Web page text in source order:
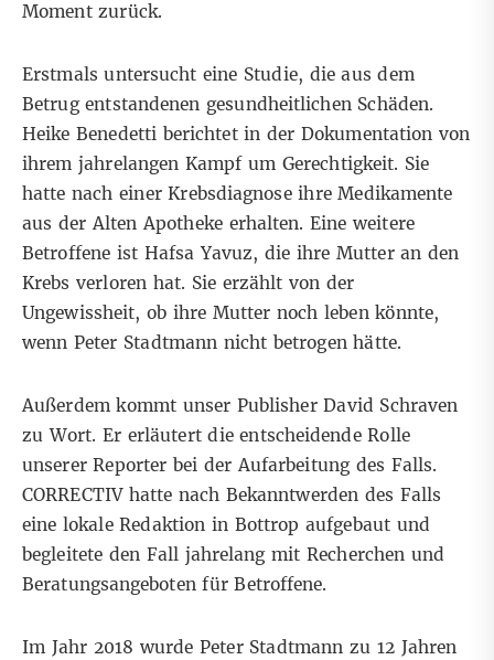
Moment zurück.
Erstmals untersucht eine Studie, die aus dem
Betrug entstandenen gesundheitlichen Schäden.
Heike Benedetti berichtet in der Dokumentation von
ihrem jahrelangen Kampf um Gerechtigkeit. Sie
hatte nach einer Krebsdiagnose ihre Medikamente
aus der Alten Apotheke erhalten. Eine weitere
Betroffene ist Hafsa Yavuz, die ihre Mutter an den
Krebs verloren hat. Sie erzählt von der
Ungewissheit, ob ihre Mutter noch leben könnte,
wenn Peter Stadtmann nicht betrogen hätte.
Außerdem kommt unser Publisher David Schraven
zu Wort. Er erläutert die entscheidende Rolle
unserer Reporter bei der Aufarbeitung des Falls.
CORRECTIV hatte nach Bekanntwerden des Falls
eine lokale Redaktion in Bottrop aufgebaut und
begleitete den Fall jahrelang mit Recherchen und
Beratungsangeboten für Betroffene.
Im Jahr 2018 wurde Peter Stadtmann zu 12 Jahren